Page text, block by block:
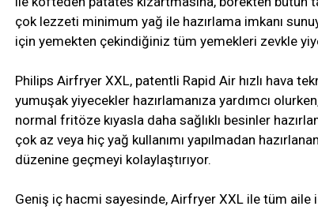
çok lezzeti minimum yağ ile hazırlama imkanı
için yemekten çekindiğiniz tüm yemekleri zevkle
Philips Airfryer XXL, patentli Rapid Air hızlı hava
yumuşak yiyecekler hazırlamanıza yardımcı
normal fritöze kıyasla daha sağlıklı besinler
çok az veya hiç yağ kullanımı yapılmadan
düzenine geçmeyi kolaylaştırıyor.
Geniş iç hacmi sayesinde, Airfryer XXL ile tüm